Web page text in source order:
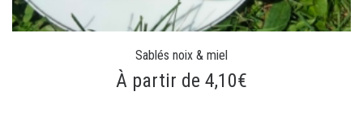
Sablés noix & miel
À partir de 4,10€